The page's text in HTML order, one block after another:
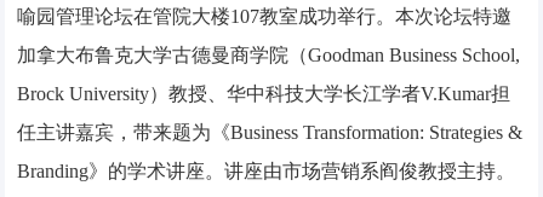
喻园管理论坛在管院大楼107教室成功举行。本次论坛特邀
加拿大布鲁克大学古德曼商学院（Goodman Business School,
Brock University）教授、华中科技大学长江学者V.Kumar担
任主讲嘉宾，带来题为《Business Transformation: Strategies &
Branding》的学术讲座。讲座由市场营销系阎俊教授主持。